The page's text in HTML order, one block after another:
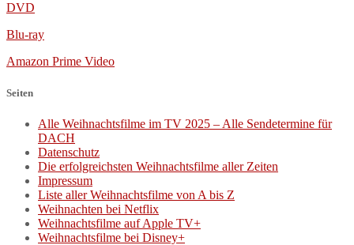
DVD
Blu-ray
Amazon Prime Video
Seiten
Alle Weihnachtsfilme im TV 2025 – Alle Sendetermine für
DACH
Datenschutz
Die erfolgreichsten Weihnachtsfilme aller Zeiten
Impressum
Liste aller Weihnachtsfilme von A bis Z
Weihnachten bei Netflix
Weihnachtsfilme auf Apple TV+
Weihnachtsfilme bei Disney+